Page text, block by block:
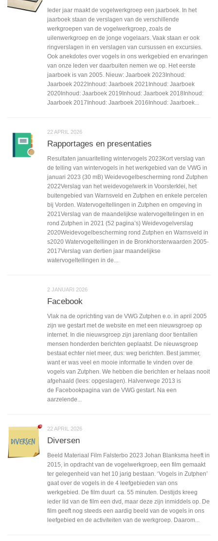
Ieder jaar maakt de vogelwerkgroep een jaarboek. In het
jaarboek staan de verslagen van de verschillende
werkgroepen van de vogelwerkgroep, zoals de
uilenwerkgroep en de jonge vogelaars. Vaak staan er ook
ringverslagen in en verslagen van cursussen en excursies.
Ook anekdotes over vogels in ons werkgebied en ervaringen
van onze leden ver daarbuiten nemen we op. Het eerste
jaarboek is van 2005. Nieuw: Jaarboek 2023Inhoud:
Jaarboek 2022Inhoud: Jaarboek 2021Inhoud: Jaarboek
2020Inhoud: Jaarboek 2019Inhoud: Jaarboek 2018Inhoud:
Jaarboek 2017Inhoud: Jaarboek 2016Inhoud: Jaarboek...
22 APRIL 2026
Rapportages en presentaties
Resultaten januaritelling wintervogels 2023Kort verslag van
de telling van wintervogels in het werkgebied van de VWG in
januari 2023 (30 mB) Weidevogelbescherming rond Zutphen
2022Verslag van het weidevogelwerk in Voorsterklei, het
buitengebied van Warnsveld en Zutphen en enkele percelen
bij Vorden. Watervogeltellingen in Zutphen en omgeving in
2021Verslag van de maandelijkse watervogeltelingen in en
rond Zutphen in 2021 (52 pagina’s) Weidevogelverslag
2020Weidevogelbescherming rond Zutphen en Warnsveld in
s2020 Watervogeltellingen in de Bronkhorsterwaarden 2005-
2017Verslag van dertien jaar maandelijkse
watervogeltellingen in de...
2 JANUARI 2026
Facebook
Vlak na de oprichting van de VWG Zutphen e.o. in april 2005
zijn we gestart met de website en met een nieuwsgroep op
internet. In die nieuwsgroep zijn jarenlang door tientallen
mensen honderden berichten geplaatst. De nieuwsgroep
bestaat echter niet meer, dus: weg berichten. Best jammer,
want er was veel en mooie informatie te vinden over de
vogels van Zutphen. We hebben die berichten er helaas nooit
afgehaald (lees: opgeslagen). Halverwege 2013 is
de Facebookpagina van de VWG gestart. Na een
aarzelende...
22 APRIL 2026
Diversen
Beeld Materiaal Film Falsterbo 2023 Johan Blanksma heeft in
2015, in opdracht van de vogelwerkgroep, een film gemaakt
ter gelegenheid van het 10 jarig bestaan. ‘Vogels in Zutphen’
gaat over de vogels in de 4 leefgebieden van ons
werkgebied. De film duurt ca. 55 minuten. Destijds kreeg
ieder lid van de film een dvd, maar deze zijn inmiddels op. De
film geeft nog steeds een aardig beeld van de vogels in ons
leefgebied en de activiteiten van de werkgroep. Daarom...